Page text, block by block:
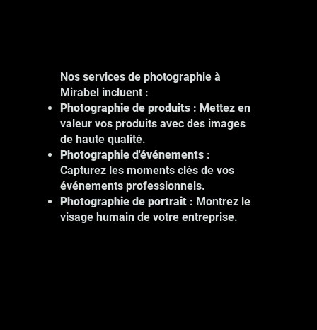
Nos services de photographie à
Mirabel incluent :
Photographie de produits: Mettez en
valeur vos produits avec des images
de haute qualité.
Photographie d'événements :
Capturez les moments clés de vos
événements professionnels.
Photographie de portrait: Montrez le
visage humain de votre entreprise.